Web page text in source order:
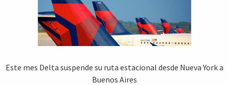
Este mes Delta suspende su ruta estacional desde Nueva York a
Buenos Aires